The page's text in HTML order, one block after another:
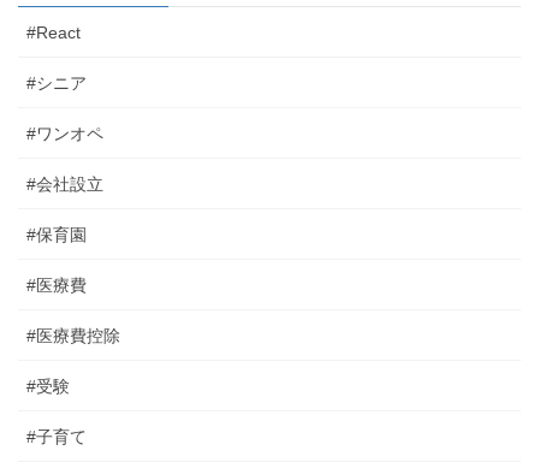
#React
#シニア
#ワンオペ
#会社設立
#保育園
#医療費
#医療費控除
#受験
#子育て